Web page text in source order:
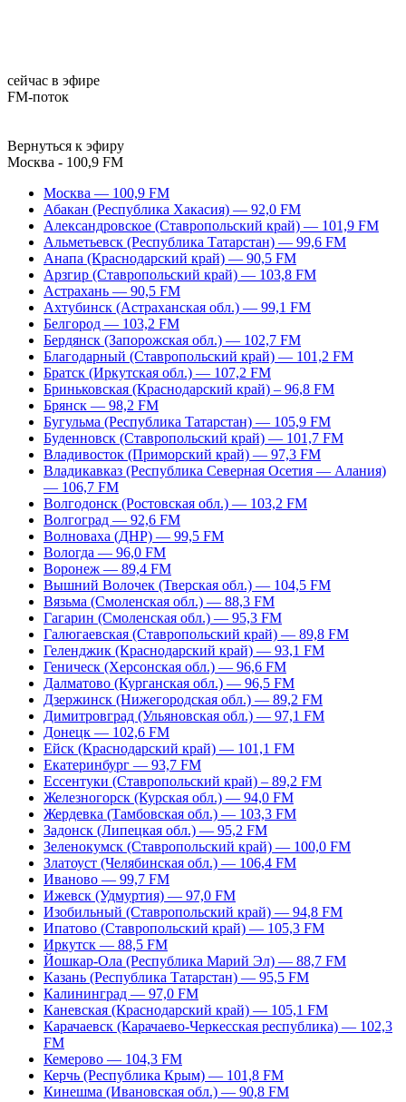
сейчас в эфире
FM-поток
Вернуться к эфиру
Москва - 100,9 FM
Москва — 100,9 FM
Абакан (Республика Хакасия) — 92,0 FM
Александровское (Ставропольский край) — 101,9 FM
Альметьевск (Республика Татарстан) — 99,6 FM
Анапа (Краснодарский край) — 90,5 FM
Арзгир (Ставропольский край) — 103,8 FM
Астрахань — 90,5 FM
Ахтубинск (Астраханская обл.) — 99,1 FM
Белгород — 103,2 FM
Бердянск (Запорожская обл.) — 102,7 FM
Благодарный (Ставропольский край) — 101,2 FM
Братск (Иркутская обл.) — 107,2 FM
Бриньковская (Краснодарский край) – 96,8 FM
Брянск — 98,2 FM
Бугульма (Республика Татарстан) — 105,9 FM
Буденновск (Ставропольский край) — 101,7 FM
Владивосток (Приморский край) — 97,3 FM
Владикавказ (Республика Северная Осетия — Алания)
— 106,7 FM
Волгодонск (Ростовская обл.) — 103,2 FM
Волгоград — 92,6 FM
Волноваха (ДНР) — 99,5 FM
Вологда — 96,0 FM
Воронеж — 89,4 FM
Вышний Волочек (Тверская обл.) — 104,5 FM
Вязьма (Смоленская обл.) — 88,3 FM
Гагарин (Смоленская обл.) — 95,3 FM
Галюгаевская (Ставропольский край) — 89,8 FM
Геленджик (Краснодарский край) — 93,1 FM
Геническ (Херсонская обл.) — 96,6 FM
Далматово (Курганская обл.) — 96,5 FM
Дзержинск (Нижегородская обл.) — 89,2 FM
Димитровград (Ульяновская обл.) — 97,1 FM
Донецк — 102,6 FM
Ейск (Краснодарский край) — 101,1 FM
Екатеринбург — 93,7 FM
Ессентуки (Ставропольский край) – 89,2 FM
Железногорск (Курская обл.) — 94,0 FM
Жердевка (Тамбовская обл.) — 103,3 FM
Задонск (Липецкая обл.) — 95,2 FM
Зеленокумск (Ставропольский край) — 100,0 FM
Златоуст (Челябинская обл.) — 106,4 FM
Иваново — 99,7 FM
Ижевск (Удмуртия) — 97,0 FM
Изобильный (Ставропольский край) — 94,8 FM
Ипатово (Ставропольский край) — 105,3 FM
Иркутск — 88,5 FM
Йошкар-Ола (Республика Марий Эл) — 88,7 FM
Казань (Республика Татарстан) — 95,5 FM
Калининград — 97,0 FM
Каневская (Краснодарский край) — 105,1 FM
Карачаевск (Карачаево-Черкесская республика) — 102,3
FM
Кемерово — 104,3 FM
Керчь (Республика Крым) — 101,8 FM
Кинешма (Ивановская обл.) — 90,8 FM